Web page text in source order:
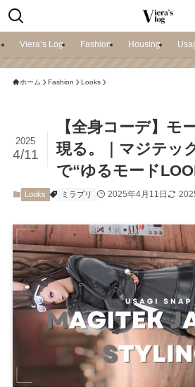
Viera’s Log Fashion Housing
ホーム Fashion Looks
【全身コーデ】モ
現る。｜マジテッ
で“ゆるモード
2025
4/11
Looks ミラプリ 2025年4月11日